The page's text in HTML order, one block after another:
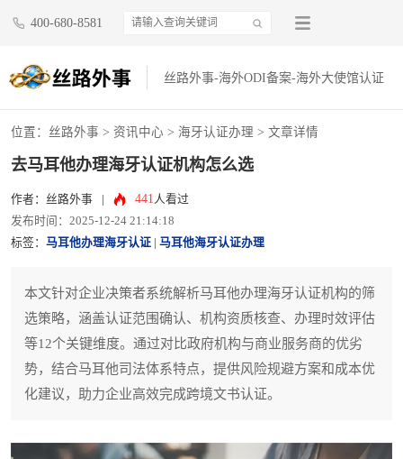
400-680-8581
丝路外事-海外ODI备案-海外大使馆认证
位置： 丝路外事 > 资讯中心 > 海牙认证办理 > 文章详情
去马耳他办理海牙认证机构怎么选
作者：丝路外事 441人看过
发布时间：2025-12-24 21:14:18
标签： 马耳他办理海牙认证 马耳他海牙认证办理
本文针对企业决策者系统解析马耳他办理海牙认证机构的筛
选策略，涵盖认证范围确认、机构资质核查、办理时效评估
等12个关键维度。通过对比政府机构与商业服务商的优劣
势，结合马耳他司法体系特点，提供风险规避方案和成本优
化建议，助力企业高效完成跨境文书认证。